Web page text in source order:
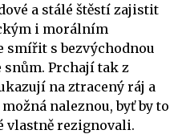
a stálé štěstí zajistit
i morálním
smířit s bezvýchodnou
Prchají tak z
na ztracený ráj a
naleznou, byť by to
vlastně rezignovali.